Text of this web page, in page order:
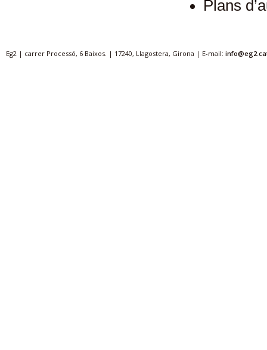
Plans
Eg2 | carrer Processó, 6 Baixos. | 17240, Llagostera, Girona | E-mail: